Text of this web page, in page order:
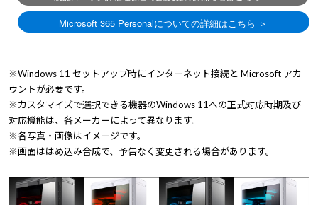
※Windows 11 セットアップ時にインターネット接続と Microsoft アカ
ウントが必要です。
※カスタマイズで選択できる機器のWindows 11への正式対応時期及び
対応機能は、各メーカーによって異なります。
※各写真・画像はイメージです。
※画面ははめ込み合成で、予告なく変更される場合があります。